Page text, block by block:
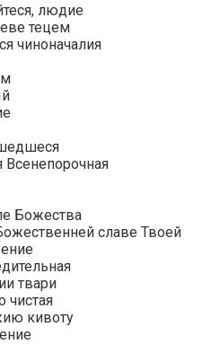
людие
тецем
чиноначалия
Всенепорочная
Божества
славе Твоей
твари
чистая
кивоту